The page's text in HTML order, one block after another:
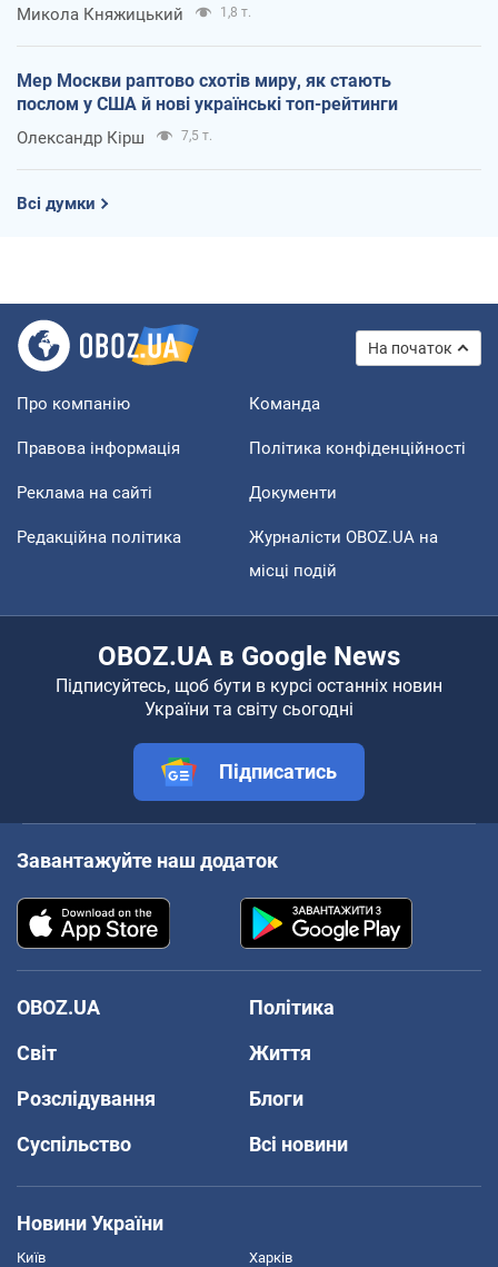
Микола Княжицький 1,8 т.
Мер Москви раптово схотів миру, як стають
послом у США й нові українські топ-рейтинги
Олександр Кірш 7,5 т.
Всі думки
На початок
Про компанію Команда
Правова інформація Політика конфіденційності
Реклама на сайті Документи
Редакційна політика
Журналісти OBOZ.UA на
місці подій
OBOZ.UA в Google News
Підписуйтесь, щоб бути в курсі останніх новин
України та світу сьогодні
Підписатись
Завантажуйте наш додаток
OBOZ.UA
Політика
Світ
Життя
Розслідування
Блоги
Суспільство
Всі новини
Новини України
Київ Харків